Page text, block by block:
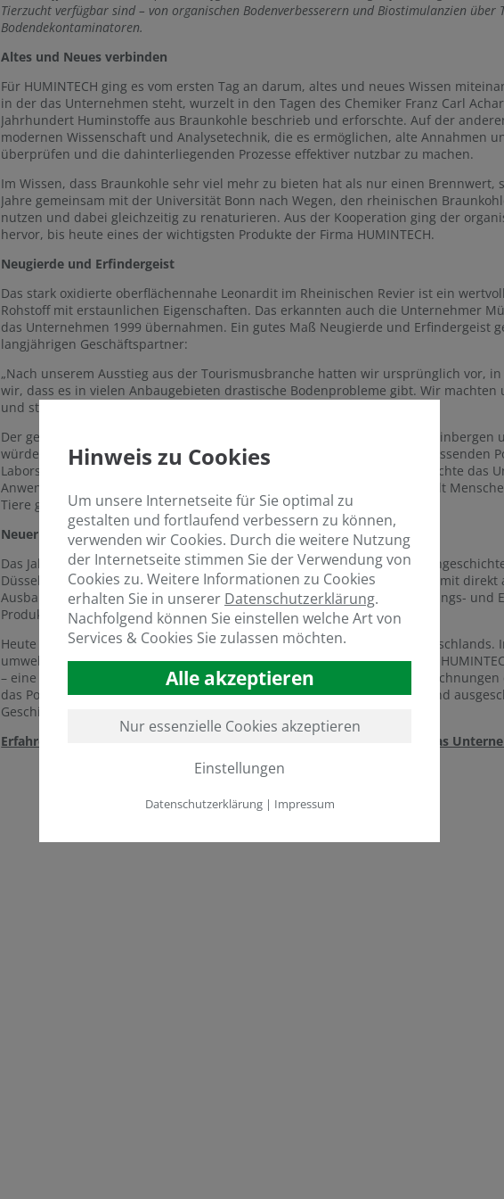
Tierzucht verfügbar sind – von organischen Bodenverbesserern und Biostimulanzien
Bodendekontaminatoren.
Altes und Neues verbinden
Für HUMINTECH ging es vom ersten Tag an darum, altes und neues Wissen
in der das Unternehmen steht, wurzelt in den Tagen des Chemiker Franz Carl
Jahrhundert Huminstoffe aus Braunkohle beschrieb und erforschte. Auf der
modernen Wissenschaft und Analysetechnik, die es ermöglichen, alte Annahmen
überprüfen und die dahinterliegenden Prozesse effektiver nutzbar zu machen.
Im Wissen, dass Braunkohle sehr viel mehr zu bieten hat als nur einen Brennwert,
Jahre gemeinsam mit der Universität Bonn nach Wegen, den rheinischen
nutzen und dabei gleichzeitig zu renaturieren. Aus der Kooperation ging der
hervor, bis heute eines der wichtigsten Produkte der Firma HUMINTECH.
Neugierde und Erfindergeist
Das stark oxidierte oberflächennahe Leonardit im Rheinischen Revier ist ein
Rohstoff mit erstaunlichen Eigenschaften. Das erkannten auch die Unternehmer
das Unternehmen 1999 übernahmen. Ein gutes Maß Neugierde und Erfindergeist
langjährigen Geschäftspartner:
„Nach unserem Ausstieg aus der Tourismusbranche hatten wir ursprünglich vor,
wir, dass es in vielen Anbaugebieten drastische Bodenprobleme gibt. Wir machten
und stießen auf Huminsäuren“, erinnert sich Tarhan.
Der gelernte Chemiker begriff schnell, dass die Huminstoffe nicht nur Weinbergen
würde. Was dann geschah, spiegelt sich im heute über 30 Produkte umfassenden
Labors und gemeinsam mit Partnern aus Wissenschaft und Industrie brachte das
Anwenderprobleme zur Marktreife, die heute in über 60 Ländern der Welt
Tiere gesund zu halten.
Neuer Standort, neue Möglichkeiten
Das Jahr 2013 markiert den nächsten wichtigen Meilenstein in der
Düsseldorf nach Grevenbroich über, mitten ins Rheinische Revier und damit
Ausbau und die Modernisierung der Produktionsstätte sowie der Forschungs- und
Produktnachfrage gerecht zu werden.
Heute zählt das Unternehmen zu den innovativsten Mittelständlern Deutschlands.
umweltfreundlichen Herstellung von huminsäurebasierten Produkten ist
– eine Erfolgsgeschichte, die sich auch in zahlreichen Preisen und
das Potenzial der Huminsäuren noch längst nicht vollständig erforscht und
Geschichte noch nicht zu Ende erzählt.
Erfahren Sie mehr über die Geschichte der Braunkohleforschung und das
Hinweis zu Cookies
Um unsere Internetseite für Sie optimal zu
gestalten und fortlaufend verbessern zu können,
verwenden wir Cookies. Durch die weitere Nutzung
der Internetseite stimmen Sie der Verwendung von
Cookies zu. Weitere Informationen zu Cookies
erhalten Sie in unserer Datenschutzerklärung.
Nachfolgend können Sie einstellen welche Art von
Services & Cookies Sie zulassen möchten.
Alle akzeptieren
Nur essenzielle Cookies akzeptieren
Einstellungen
Datenschutzerklärung| Impressum